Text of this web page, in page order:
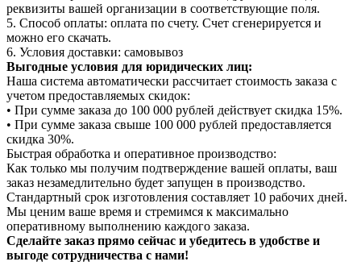
реквизиты вашей организации в соответствующие поля.
5. Способ оплаты: оплата по счету. Счет сгенерируется и
можно его скачать.
6. Условия доставки: самовывоз
Выгодные условия для юридических лиц:
Наша система автоматически рассчитает стоимость заказа с
учетом предоставляемых скидок:
• При сумме заказа до 100 000 рублей действует скидка 15%.
• При сумме заказа свыше 100 000 рублей предоставляется
скидка 30%.
Быстрая обработка и оперативное производство:
Как только мы получим подтверждение вашей оплаты, ваш
заказ незамедлительно будет запущен в производство.
Стандартный срок изготовления составляет 10 рабочих дней.
Мы ценим ваше время и стремимся к максимально
оперативному выполнению каждого заказа.
Сделайте заказ прямо сейчас и убедитесь в удобстве и
выгоде сотрудничества с нами!